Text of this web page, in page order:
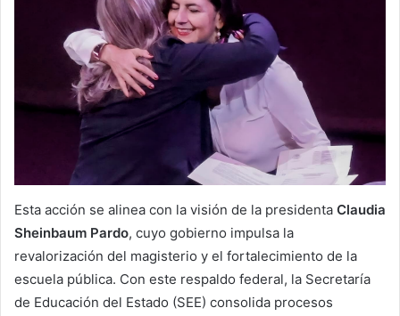
Esta acción se alinea con la visión de la presidenta Claudia
Sheinbaum Pardo, cuyo gobierno impulsa la
revalorización del magisterio y el fortalecimiento de la
escuela pública. Con este respaldo federal, la Secretaría
de Educación del Estado (SEE) consolida procesos